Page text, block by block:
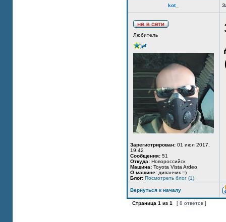
kot_
Любитель
Зарегистрирован: 01 июл 2017,
19:42
Сообщения: 51
Откуда: Новороссийск
Машина: Toyota Vista Ardeo
О машине: диванчик =)
Блог: Посмотреть блог (1)
Вернуться к началу
Страница 1 из 1 [ 8 ответов ]